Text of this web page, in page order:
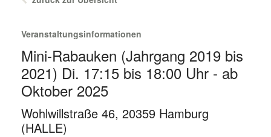
Veranstaltungsinformationen
Mini-Rabauken (Jahrgang 2019 bis
2021) Di. 17:15 bis 18:00 Uhr - ab
Oktober 2025
Wohlwillstraße 46, 20359 Hamburg
(HALLE)